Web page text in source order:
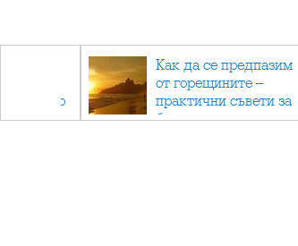
отново
Как да се предпазим
от горещините –
практични съвети за
безопасно лято